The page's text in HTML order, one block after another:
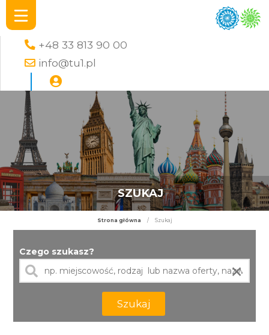
+48 33 813 90 00
info@tu1.pl
SZUKAJ
Strona główna / Szukaj
Czego szukasz?
×
Szukaj